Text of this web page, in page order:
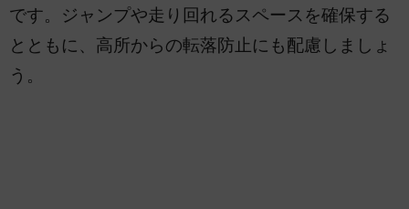
です。ジャンプや走り回れるスペースを確保する
とともに、高所からの転落防止にも配慮しましょ
う。